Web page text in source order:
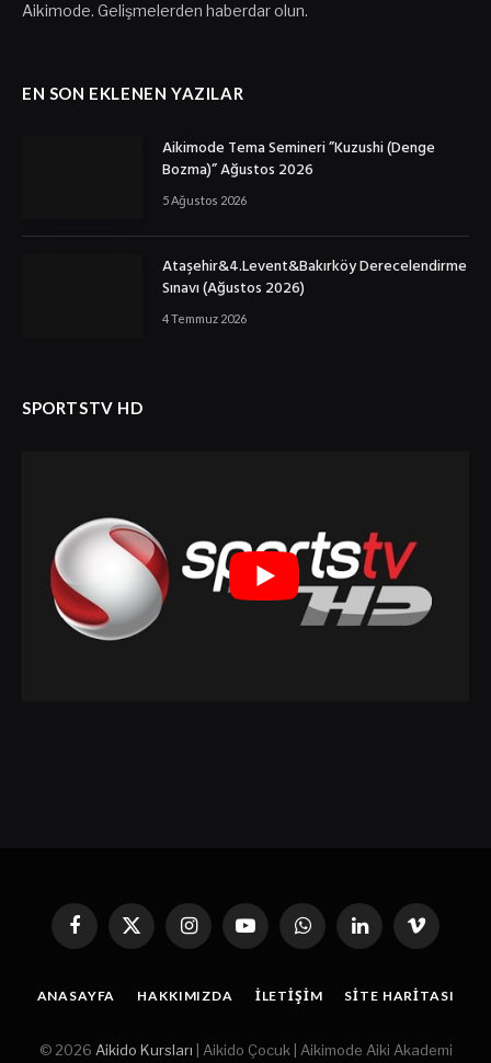
Aikimode. Gelişmelerden haberdar olun.
EN SON EKLENEN YAZILAR
Aikimode Tema Semineri ”Kuzushi (Denge
Bozma)” Ağustos 2026
5 Ağustos 2026
Ataşehir&4.Levent&Bakırköy Derecelendirme
Sınavı (Ağustos 2026)
4 Temmuz 2026
SPORTSTV HD
Facebook
X
(Twitter)
InstagramYouTubeWhatsAppLinkedin'de
Paylaş
Vimeo
ANASAYFA HAKKIMIZDA İLETIŞIM SITE HARITASI
© 2026 Aikido Kursları | Aikido Çocuk | Aikimode Aiki Akademi